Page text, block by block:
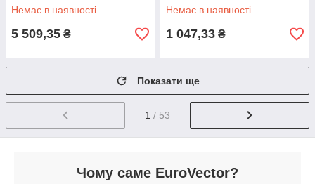
Немає в наявності
5 509,35 ₴
Немає в наявності
1 047,33 ₴
Показати ще
1 / 53
Чому саме EuroVector?